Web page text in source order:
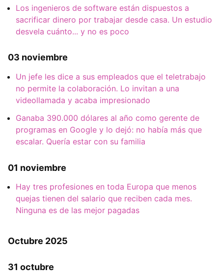
Los ingenieros de software están dispuestos a
sacrificar dinero por trabajar desde casa. Un estudio
desvela cuánto... y no es poco
03 noviembre
Un jefe les dice a sus empleados que el teletrabajo
no permite la colaboración. Lo invitan a una
videollamada y acaba impresionado
Ganaba 390.000 dólares al año como gerente de
programas en Google y lo dejó: no había más que
escalar. Quería estar con su familia
01 noviembre
Hay tres profesiones en toda Europa que menos
quejas tienen del salario que reciben cada mes.
Ninguna es de las mejor pagadas
Octubre 2025
31 octubre